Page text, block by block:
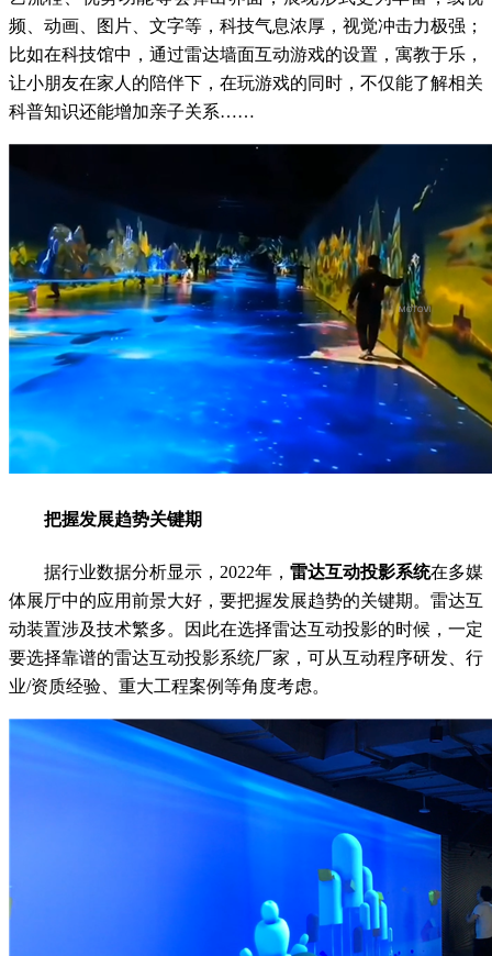
频、动画、图片、文字等，科技气息浓厚，视觉冲击力极强；
比如在科技馆中，通过雷达墙面互动游戏的设置，寓教于乐，
让小朋友在家人的陪伴下，在玩游戏的同时，不仅能了解相关
科普知识还能增加亲子关系……
把握发展趋势关键期
据行业数据分析显示，2022年， 雷达互动投影系统在多媒
体展厅中的应用前景大好，要把握发展趋势的关键期。雷达互
动装置涉及技术繁多。因此在选择雷达互动投影的时候，一定
要选择靠谱的雷达互动投影系统厂家，可从互动程序研发、行
业/资质经验、重大工程案例等角度考虑。